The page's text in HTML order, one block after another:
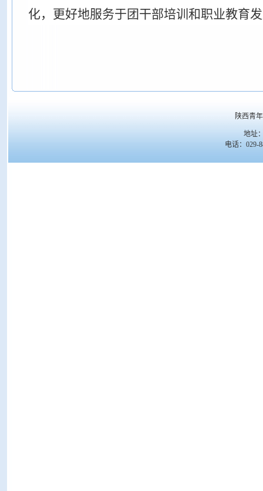
化，更好地服务于团干部培训和职业教育
陕西青
地址
电话：